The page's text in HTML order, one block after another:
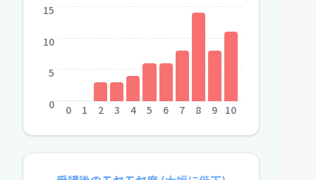
15
10
5
0 0 1 2 3 4 5 6 7 8 9 10